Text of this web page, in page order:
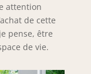
attention
de cette
pense, être
de vie.